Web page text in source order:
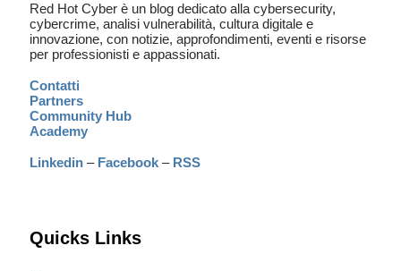
Red Hot Cyber è un blog dedicato alla cybersecurity,
cybercrime, analisi vulnerabilità, cultura digitale e
innovazione, con notizie, approfondimenti, eventi e risorse
per professionisti e appassionati.
Contatti
Partners
Community Hub
Academy
Linkedin – Facebook – RSS
Quicks Links